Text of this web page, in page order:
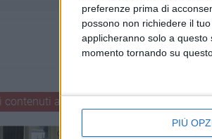
preferenze prima di
possono non richiedere il
applicheranno solo a
momento tornando su
PIÙ
contenuti a tema